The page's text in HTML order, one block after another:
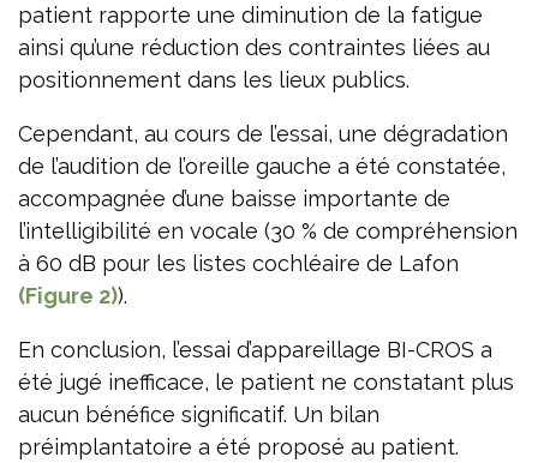
patient rapporte une diminution de la fatigue
ainsi qu’une réduction des contraintes liées au
positionnement dans les lieux publics.
Cependant, au cours de l’essai, une dégradation
de l’audition de l’oreille gauche a été constatée,
accompagnée d’une baisse importante de
l’intelligibilité en vocale (30 % de compréhension
à 60 dB pour les listes cochléaire de Lafon
(Figure 2)).
En conclusion, l’essai d’appareillage BI-CROS a
été jugé inefficace, le patient ne constatant plus
aucun bénéfice significatif. Un bilan
préimplantatoire a été proposé au patient.